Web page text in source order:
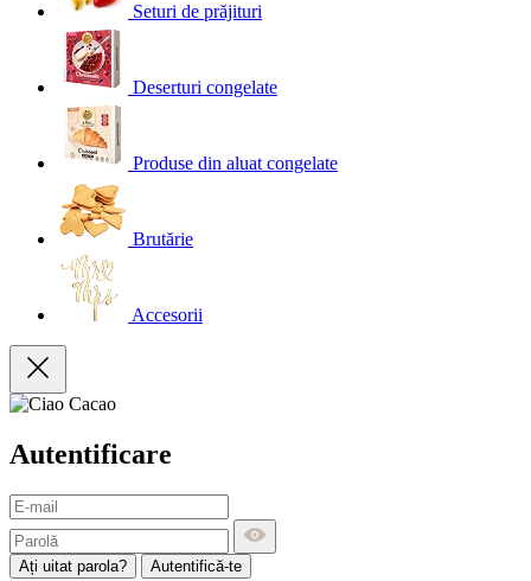
Seturi de prăjituri
Deserturi congelate
Produse din aluat congelate
Brutărie
Accesorii
Autentificare
Ați uitat parola? Autentifică-te